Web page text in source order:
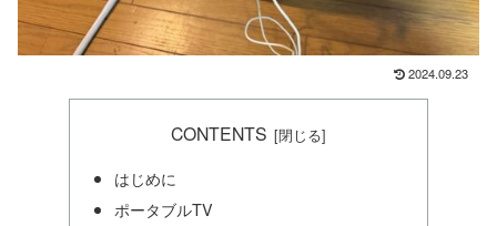
2024.09.23
CONTENTS
はじめに
ポータブルTV